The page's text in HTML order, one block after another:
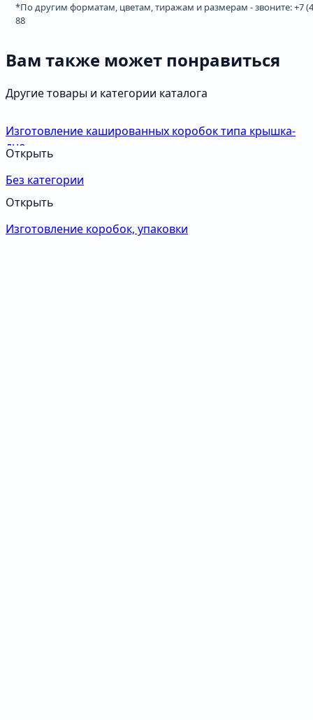
*По другим форматам, цветам, тиражам и размерам - звоните: +7
88
Вам также может понравиться
Другие товары и категории каталога
Изготовление кашированных коробок типа крышка-
дно
Открыть
Без категории
Открыть
Изготовление коробок, упаковки